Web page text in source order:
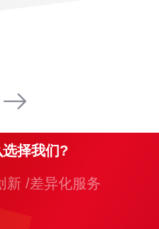
择我们?
新 /差异化服务